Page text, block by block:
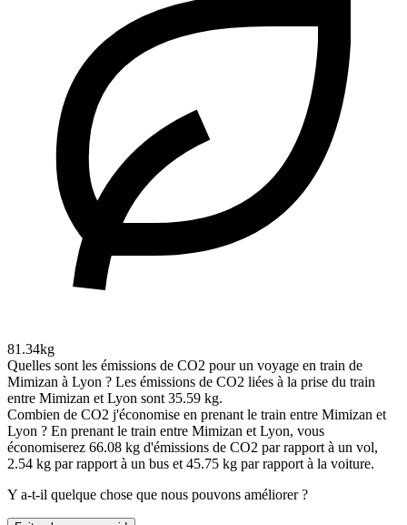
81.34kg
Quelles sont les émissions de CO2 pour un voyage en train de
Mimizan à Lyon ? Les émissions de CO2 liées à la prise du train
entre Mimizan et Lyon sont 35.59 kg.
Combien de CO2 j'économise en prenant le train entre Mimizan et
Lyon ? En prenant le train entre Mimizan et Lyon, vous
économiserez 66.08 kg d'émissions de CO2 par rapport à un vol,
2.54 kg par rapport à un bus et 45.75 kg par rapport à la voiture.
Y a-t-il quelque chose que nous pouvons améliorer ?